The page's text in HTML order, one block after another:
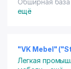
Обширная
Найди
авто, ремонт
ещё
"VK Mebel"
Легкая